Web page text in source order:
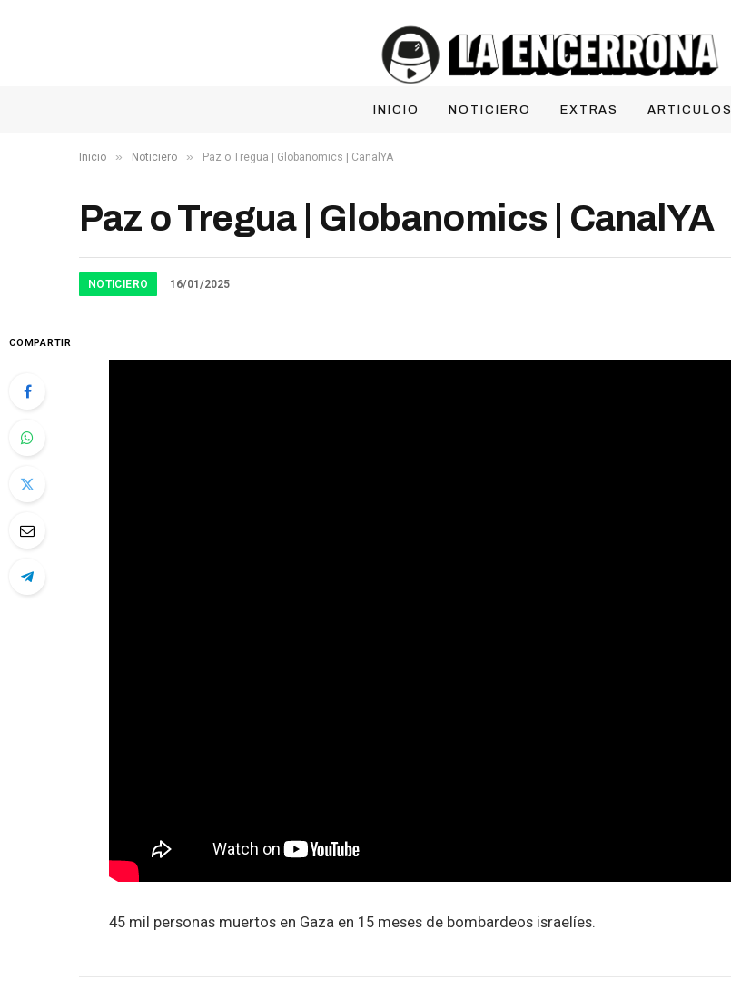
INICIO NOTICIERO EXTRAS ARTÍCULOS
Inicio » Noticiero » Paz o Tregua | Globanomics | CanalYA
Paz o Tregua | Globanomics | CanalYA
NOTICIERO 16/01/2025
COMPARTIR
45 mil personas muertos en Gaza en 15 meses de bombardeos israelíes.